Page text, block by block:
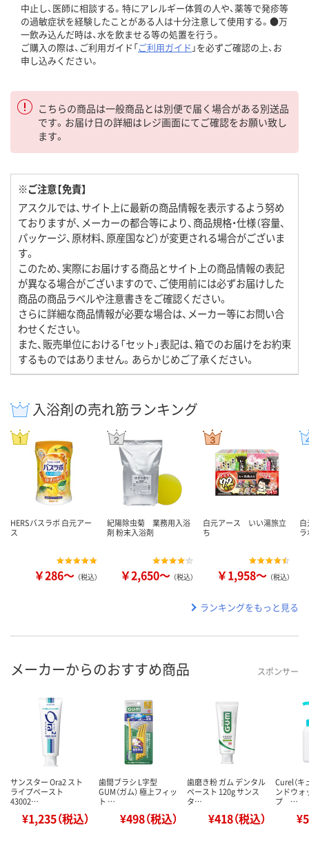
中止し、医師に相談する。特にアレルギー体質の人や、薬等で発疹等
の過敏症状を経験したことがある人は十分注意して使用する。●万
一飲み込んだ時は、水を飲ませる等の処置を行う。
ご購入の際は、ご利用ガイド「ご利用ガイド 」を必ずご確認の上、お
申し込みください。
こちらの商品は一般商品とは別便で届く場合がある別送品
です。お届け日の詳細はレジ画面にてご確認をお願い致し
ます。
※ご注意【免責】
アスクルでは、サイト上に最新の商品情報を表示するよう努め
ておりますが、メーカーの都合等により、商品規格・仕様（容量、
パッケージ、原材料、原産国など）が変更される場合がございま
す。
このため、実際にお届けする商品とサイト上の商品情報の表記
が異なる場合がございますので、ご使用前には必ずお届けした
商品の商品ラベルや注意書きをご確認ください。
さらに詳細な商品情報が必要な場合は、メーカー等にお問い合
わせください。
また、販売単位における「セット」表記は、箱でのお届けをお約束
するものではありません。あらかじめご了承ください。
入浴剤の売れ筋ランキング
HERSバスラボ 白元アー
ス
￥286～ （税込）
紀陽除虫菊 業務用入浴
剤 粉末入浴剤
￥2,650～ （税込）
白元アース いい湯旅立
ち
￥1,958～ （税込）
ランキングをもっと見る
メーカーからのおすすめ商品 スポンサー
サンスター Ora2 スト
ライプペースト
43002…
¥1,235（税込）
歯間ブラシ L字型
GUM（ガム） 極上フィッ
ト …
¥498（税込）
歯磨き粉 ガム デンタル
ペースト 120g サンス
タ…
¥418（税込）
Curel（キ
ンドウォ
プ …